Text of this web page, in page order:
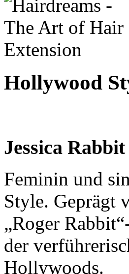
Hollywood
Jessica
Feminin und
Style. Geprägt
„Roger
der
Hollywoods.